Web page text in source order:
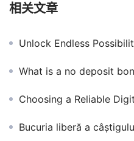
相关文章
Unlock Endless Possibilities with
What is a no deposit
Choosing a Reliable
Bucuria liberă a câștigului